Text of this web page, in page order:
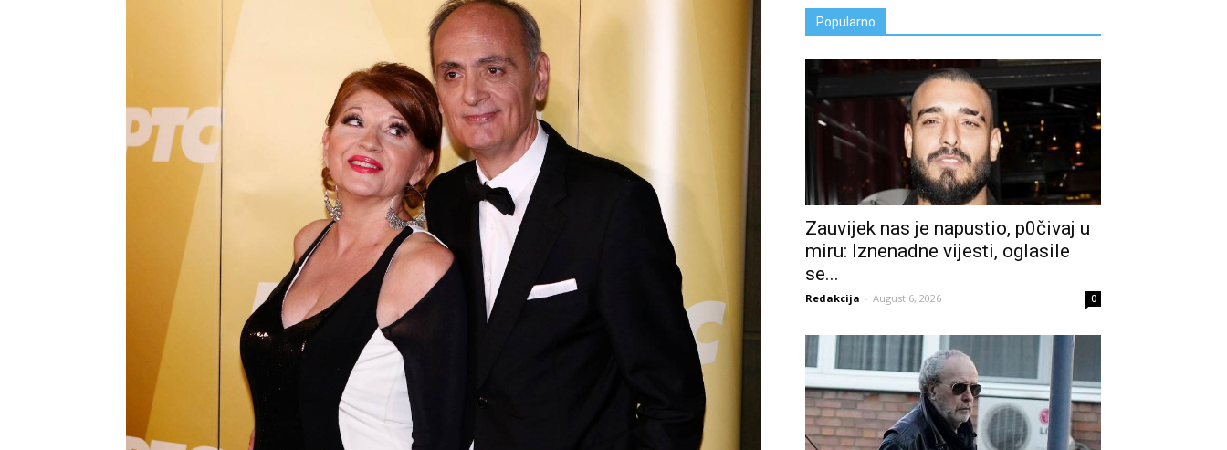
Popularno
Zauvijek nas je napustio, p0čivaj u
miru: Iznenadne vijesti, oglasile
se...
Redakcija - August 6, 2026 0